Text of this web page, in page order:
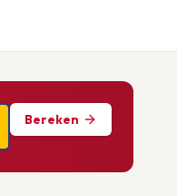
Bereken